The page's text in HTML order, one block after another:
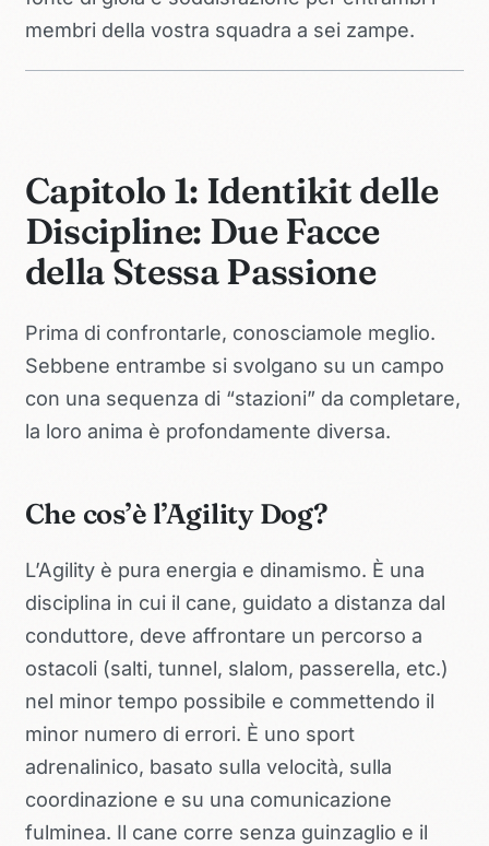
membri della vostra squadra a sei zampe.
Capitolo 1: Identikit delle
Discipline: Due Facce
della Stessa Passione
Prima di confrontarle, conosciamole meglio.
Sebbene entrambe si svolgano su un campo
con una sequenza di “stazioni” da completare,
la loro anima è profondamente diversa.
Che cos’è l’Agility Dog?
L’Agility è pura energia e dinamismo. È una
disciplina in cui il cane, guidato a distanza dal
conduttore, deve affrontare un percorso a
ostacoli (salti, tunnel, slalom, passerella, etc.)
nel minor tempo possibile e commettendo il
minor numero di errori. È uno sport
adrenalinico, basato sulla velocità, sulla
coordinazione e su una comunicazione
fulminea. Il cane corre senza guinzaglio e il